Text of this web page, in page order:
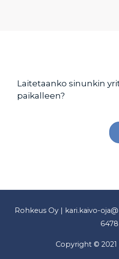
Laitetaanko sinunkin
paikalleen?
Rohkeus Oy | kari.kaivo-
6478
Copyright ©